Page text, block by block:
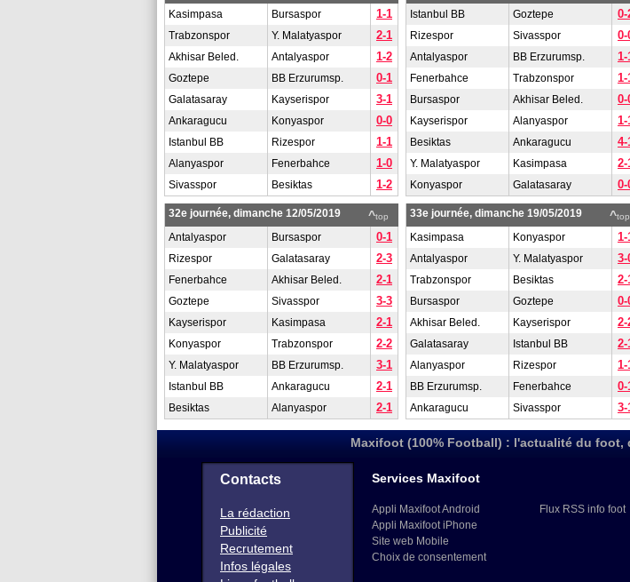
Kasimpasa
Bursaspor 1-1
Trabzonspor Y. Malatyaspor 2-1
Akhisar Beled. Antalyaspor 1-2
Goztepe BB Erzurumsp. 0-1
Galatasaray Kayserispor 3-1
Ankaragucu Konyaspor 0-0
Istanbul BB Rizespor 1-1
Alanyaspor Fenerbahce 1-0
Sivasspor Besiktas 1-2
Istanbul BB
Goztepe 0-
Rizespor Sivasspor 0-
Antalyaspor BB Erzurumsp. 1-
Fenerbahce Trabzonspor 1-
Bursaspor Akhisar Beled. 0-
Kayserispor Alanyaspor 1-
Besiktas Ankaragucu 4-
Y. Malatyaspor Kasimpasa 2-
Konyaspor Galatasaray 0-
^top
32e journée, dimanche 12/05/2019
Antalyaspor
Bursaspor 0-1
Rizespor Galatasaray 2-3
Fenerbahce Akhisar Beled. 2-1
Goztepe Sivasspor 3-3
Kayserispor Kasimpasa 2-1
Konyaspor Trabzonspor 2-2
Y. Malatyaspor BB Erzurumsp. 3-1
Istanbul BB Ankaragucu 2-1
Besiktas Alanyaspor 2-1
^top
33e journée, dimanche 19/05/2019
Kasimpasa
Konyaspor 1-
Antalyaspor Y. Malatyaspor 3-
Trabzonspor Besiktas 2-
Bursaspor Goztepe 0-
Akhisar Beled. Kayserispor 2-
Galatasaray Istanbul BB 2-
Alanyaspor Rizespor 1-
BB Erzurumsp. Fenerbahce 0-
Ankaragucu Sivasspor 3-
Maxifoot (100% Football) : l'actualité du foot,
Contacts
La rédaction
Publicité
Recrutement
Infos légales
Services Maxifoot
Appli Maxifoot Android
Appli Maxifoot iPhone
Site web Mobile
Choix de consentement
Flux RSS info foot